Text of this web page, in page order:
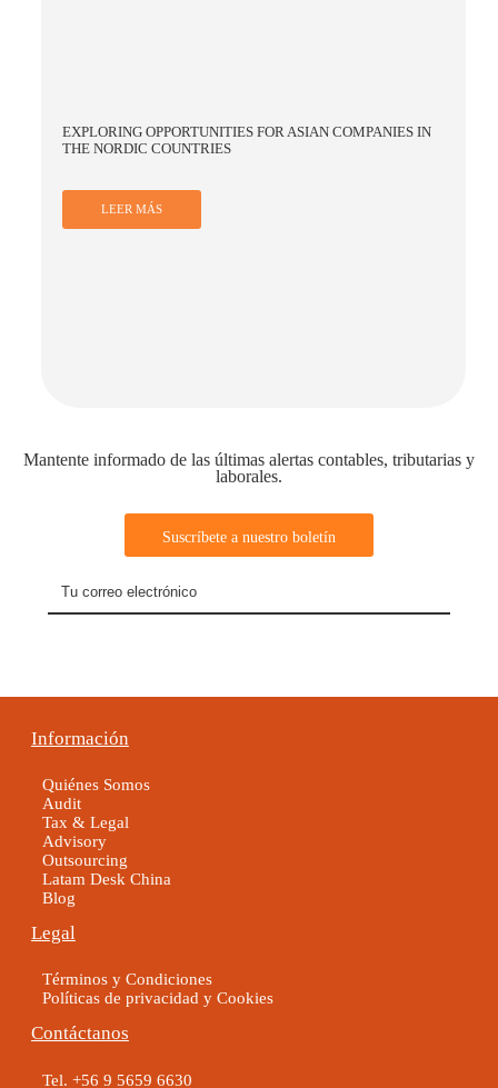
NAVIGATING CHALLENGES AND OPPORTUNITIES FOR
BUSINESS IN CHINA AMID GLOBAL ECONOMIC SHIFTS
LEER MÁS
Mantente informado de las últimas alertas contables, tributarias y
laborales.
Información
Quiénes Somos
Audit
Tax & Legal
Advisory
Outsourcing
Latam Desk China
Blog
Legal
Términos y Condiciones
Políticas de privacidad y Cookies
Contáctanos
Tel. +56 9 5659 6630